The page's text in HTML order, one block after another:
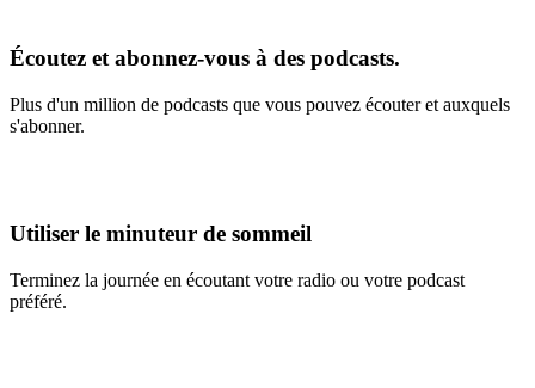
Écoutez et abonnez-vous à des podcasts.
Plus d'un million de podcasts que vous pouvez écouter et auxquels
s'abonner.
Utiliser le minuteur de sommeil
Terminez la journée en écoutant votre radio ou votre podcast
préféré.